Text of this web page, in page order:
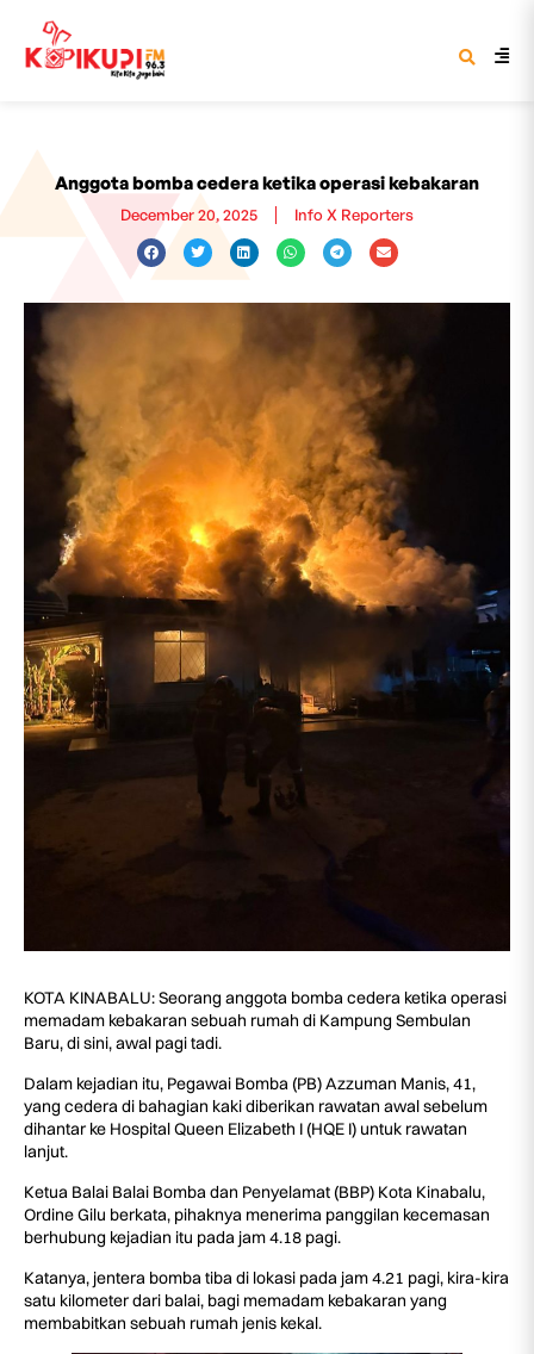
Anggota bomba cedera ketika operasi kebakaran
December 20, 2025 Info X Reporters
KOTA KINABALU: Seorang anggota bomba cedera ketika operasi
memadam kebakaran sebuah rumah di Kampung Sembulan
Baru, di sini, awal pagi tadi.
Dalam kejadian itu, Pegawai Bomba (PB) Azzuman Manis, 41,
yang cedera di bahagian kaki diberikan rawatan awal sebelum
dihantar ke Hospital Queen Elizabeth I (HQE I) untuk rawatan
lanjut.
Ketua Balai Balai Bomba dan Penyelamat (BBP) Kota Kinabalu,
Ordine Gilu berkata, pihaknya menerima panggilan kecemasan
berhubung kejadian itu pada jam 4.18 pagi.
Katanya, jentera bomba tiba di lokasi pada jam 4.21 pagi, kira-kira
satu kilometer dari balai, bagi memadam kebakaran yang
membabitkan sebuah rumah jenis kekal.